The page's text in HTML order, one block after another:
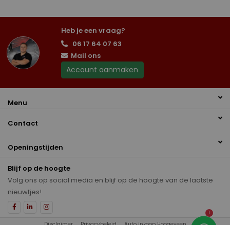
Heb je een vraag?
06 17 64 07 63
Mail ons
Account aanmaken
Menu
Contact
Openingstijden
Blijf op de hoogte
Volg ons op social media en blijf op de hoogte van de laatste
nieuwtjes!
1